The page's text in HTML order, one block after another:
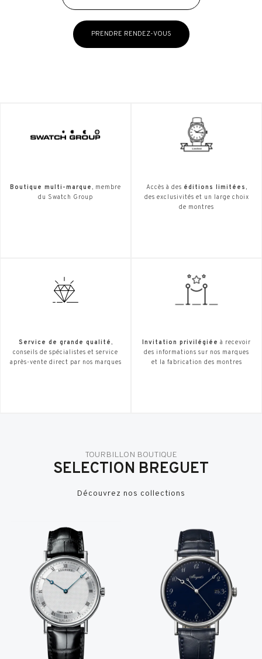
PRENDRE RENDEZ-VOUS
Boutique multi-marque, membre
du Swatch Group
Accès à des éditions limitées,
des exclusivités et un large choix
de montres
Service de grande qualité,
conseils de spécialistes et service
après-vente direct par nos marques
Invitation privilégiée à recevoir
des informations sur nos marques
et la fabrication des montres
TOURBILLON BOUTIQUE
SELECTION BREGUET
Découvrez nos collections